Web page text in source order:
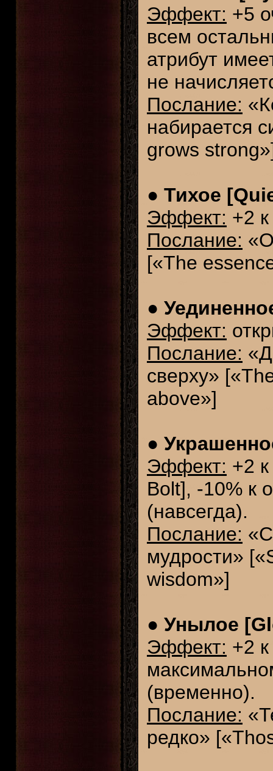
Эффект: +5
всем
атрибут
не
Послание:
набирается
grows
● Тихое
Эффект: +2
Послание:
[«The
●
Эффект:
Послание:
сверху»
above»]
●
Эффект: +2
Bolt], -10% к
(навсегда).
Послание:
мудрости»
wisdom»]
● Унылое
Эффект: +2
(временно).
Послание:
редко»